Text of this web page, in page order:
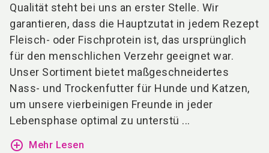
Qualität steht bei uns an erster Stelle. Wir
garantieren, dass die Hauptzutat in jedem Rezept
Fleisch- oder Fischprotein ist, das ursprünglich
für den menschlichen Verzehr geeignet war.
Unser Sortiment bietet maßgeschneidertes
Nass- und Trockenfutter für Hunde und Katzen,
um unsere vierbeinigen Freunde in jeder
Lebensphase optimal zu unterstü ...
add_circle_outline Mehr Lesen